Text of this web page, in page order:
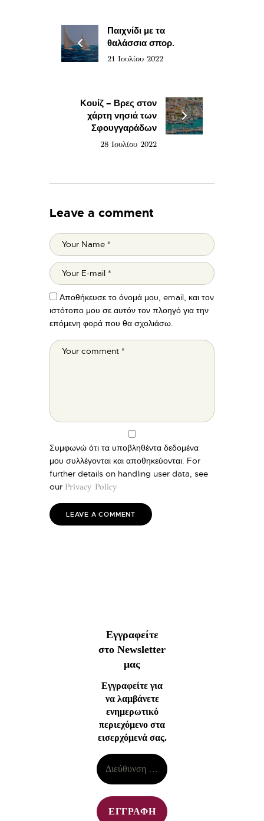
Παιχνίδι με τα
θαλάσσια σπορ.
21 Ιουλίου 2022
Κουίζ – Βρες στον
χάρτη νησιά των
Σφουγγαράδων
28 Ιουλίου 2022
Leave a comment
Αποθήκευσε το όνομά μου, email, και τον
ιστότοπο μου σε αυτόν τον πλοηγό για την
επόμενη φορά που θα σχολιάσω.
Συμφωνώ ότι τα υποβληθέντα δεδομένα
μου συλλέγονται και αποθηκεύονται. For
further details on handling user data, see
our Privacy Policy
Εγγραφείτε
στο Newsletter
μας
Εγγραφείτε για
να λαμβάνετε
ενημερωτικό
περιεχόμενο στα
εισερχόμενά σας.